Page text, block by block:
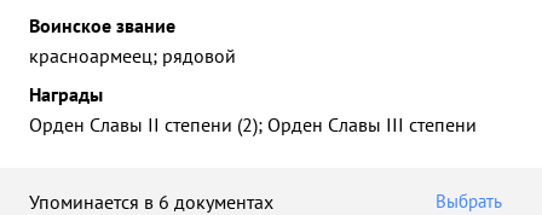
Воинское звание
красноармеец; рядовой
Награды
Орден Славы II степени (2); Орден Славы III степени
Упоминается в 6 документах Выбрать